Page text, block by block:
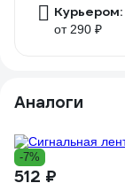
Курьером:
от 290 ₽
Аналоги
-7%
512 ₽